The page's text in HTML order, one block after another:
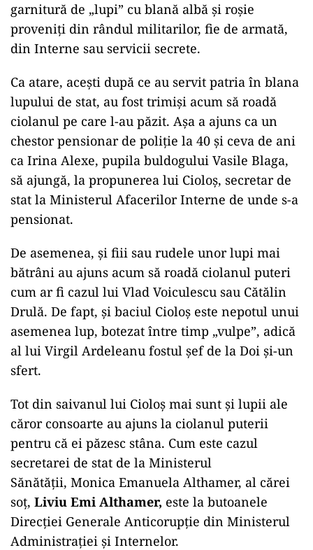
garnitură de „lupi” cu blană albă și roșie
proveniți din rândul militarilor, fie de armată,
din Interne sau servicii secrete.
Ca atare, acești după ce au servit patria în blana
lupului de stat, au fost trimiși acum să roadă
ciolanul pe care l-au păzit. Așa a ajuns ca un
chestor pensionar de poliție la 40 și ceva de ani
ca Irina Alexe, pupila buldogului Vasile Blaga,
să ajungă, la propunerea lui Cioloș, secretar de
stat la Ministerul Afacerilor Interne de unde s-a
pensionat.
De asemenea, și fiii sau rudele unor lupi mai
bătrâni au ajuns acum să roadă ciolanul puteri
cum ar fi cazul lui Vlad Voiculescu sau Cătălin
Drulă. De fapt, și baciul Cioloș este nepotul unui
asemenea lup, botezat între timp „vulpe”, adică
al lui Virgil Ardeleanu fostul șef de la Doi și-un
sfert.
Tot din saivanul lui Cioloș mai sunt și lupii ale
căror consoarte au ajuns la ciolanul puterii
pentru că ei păzesc stâna. Cum este cazul
secretarei de stat de la Ministerul
Sănătății, Monica Emanuela Althamer, al cărei
soț, Liviu Emi Althamer, este la butoanele
Direcției Generale Anticorupție din Ministerul
Administrației și Internelor.